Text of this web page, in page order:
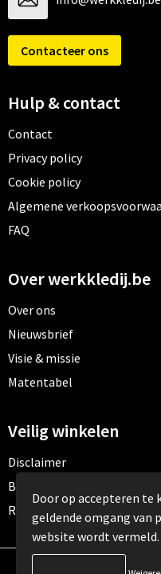
Contacteer ons
Hulp & contact
Contact
Privacy policy
Cookie policy
Algemene
FAQ
Over werkkledij.be
Over ons
Nieuwsbrief
Visie & missie
Matentabel
Veilig winkelen
Disclaimer
Betaalmethoden
Retourneren
Door op accepteren te
geldende omgang van
website wordt vermeld.